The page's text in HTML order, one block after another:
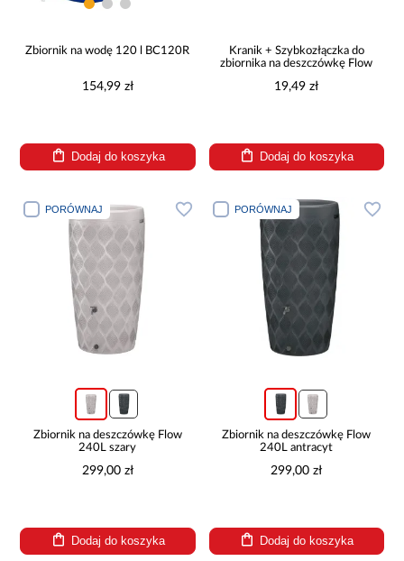
Zbiornik na wodę 120 l BC120R
154,99 zł
Dodaj do koszyka
Kranik + Szybkozłączka do
zbiornika na deszczówkę Flow
19,49 zł
Dodaj do koszyka
PORÓWNAJ
Zbiornik na deszczówkę Flow
240L szary
299,00 zł
Dodaj do koszyka
PORÓWNAJ
Zbiornik na deszczówkę Flow
240L antracyt
299,00 zł
Dodaj do koszyka